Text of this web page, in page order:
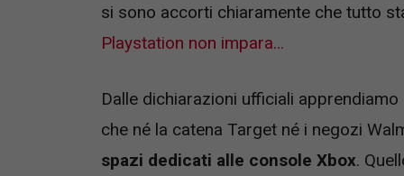
si sono accorti chiaramente che tutto
Playstation non impara…
Dalle dichiarazioni ufficiali
che né la catena Target né i negozi
spazi dedicati alle console Xbox.